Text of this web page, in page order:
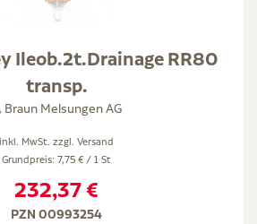
Ileob.2t.Drainage RR80
transp.
Braun Melsungen AG
inkl. MwSt. zzgl. Versand
Grundpreis: 7,75 € / 1 St
232,37 €
PZN 00993254